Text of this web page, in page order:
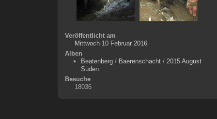
Veröffentlicht am
Mittwoch 10 Februar 2016
Alben
Beatenberg/ Baerenschacht/ 2015 August
Süden
Besuche
18036